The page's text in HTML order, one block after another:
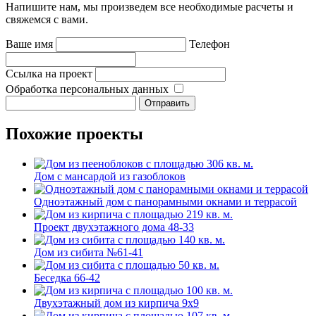
Напишите нам, мы произведем все необходимые расчеты и
свяжемся с вами.
Ваше имя Телефон
Ссылка на проект
Обработка персональных данных
Похожие проекты
Дом с мансардой из газоблоков
Одноэтажный дом с панорамными окнами и террасой
Проект двухэтажного дома 48-33
Дом из сибита №61-41
Беседка 66-42
Двухэтажный дом из кирпича 9x9